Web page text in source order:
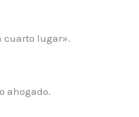
cuarto lugar».
ahogado.